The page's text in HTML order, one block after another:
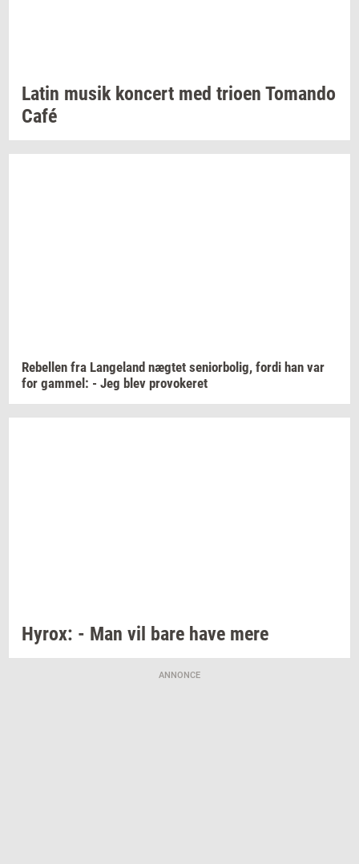
Latin musik kon­cert med trio­en To­man­do
Café
Re­bel­len fra Lan­geland næg­tet se­ni­o­r­bo­lig, fordi han var
for gam­mel: - Jeg blev pro­vo­ke­ret
Hyrox: - Man vil bare have mere
ANNONCE